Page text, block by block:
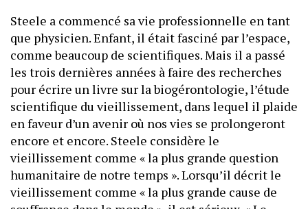
Steele a commencé sa vie professionnelle en tant
que physicien. Enfant, il était fasciné par l’espace,
comme beaucoup de scientifiques. Mais il a passé
les trois dernières années à faire des recherches
pour écrire un livre sur la biogérontologie, l’étude
scientifique du vieillissement, dans lequel il plaide
en faveur d’un avenir où nos vies se prolongeront
encore et encore. Steele considère le
vieillissement comme « la plus grande question
humanitaire de notre temps ». Lorsqu’il décrit le
vieillissement comme « la plus grande cause de